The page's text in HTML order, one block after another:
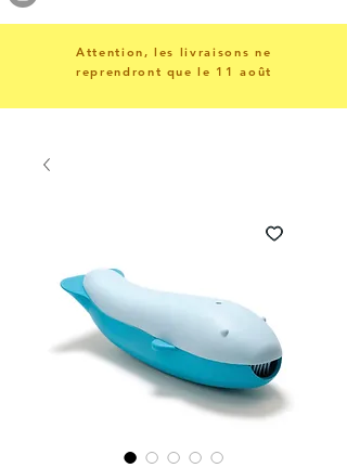
Attention, les livraisons ne
reprendront que le 11 août